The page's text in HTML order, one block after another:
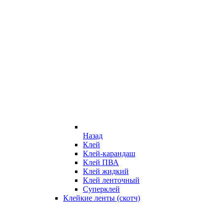
Назад
Клей
Клей-карандаш
Клей ПВА
Клей жидкий
Клей ленточный
Суперклей
Клейкие ленты (скотч)